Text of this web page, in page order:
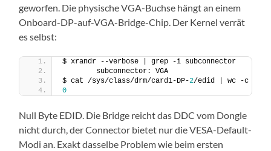
geworfen. Die physische VGA-Buchse hängt an einem
Onboard-DP-auf-VGA-Bridge-Chip. Der Kernel verrät
es selbst:
$ xrandr --verbose | grep -i subconnector
        subconnector: VGA
$ cat /sys/class/drm/card1-DP-2/edid | wc -c
0
Null Byte EDID. Die Bridge reicht das DDC vom Dongle
nicht durch, der Connector bietet nur die VESA-Default-
Modi an. Exakt dasselbe Problem wie beim ersten